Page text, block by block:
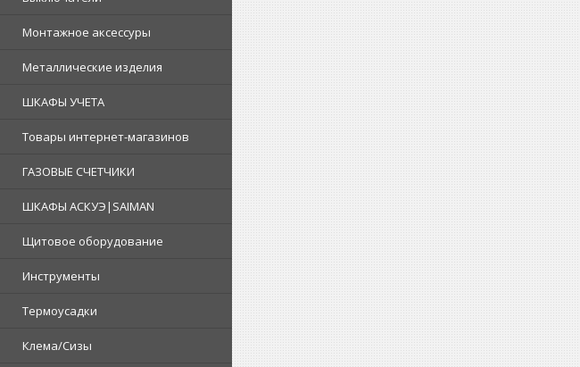
Монтажное аксессуры
Металлические изделия
ШКАФЫ УЧЕТА
Товары интернет-магазинов
ГАЗОВЫЕ СЧЕТЧИКИ
ШКАФЫ АСКУЭ|SAIMAN
Щитовое оборудование
Инструменты
Термоусадки
Клема/Сизы